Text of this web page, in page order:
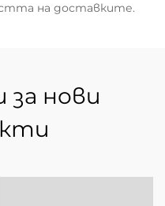
на доставките.
за нови